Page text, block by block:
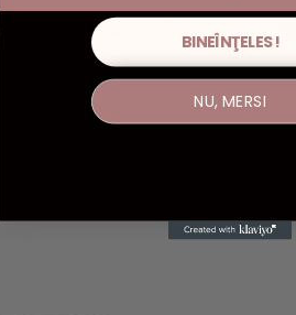
Toate drepturile rezervate.
BINEÎNŢELES!
NU, MERSI